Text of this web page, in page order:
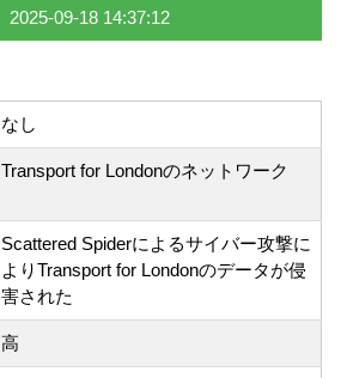
2025-09-18 14:37:12
なし
Transport for Londonのネットワーク
Scattered Spiderによるサイバー攻撃に
よりTransport for Londonのデータが侵
害された
高